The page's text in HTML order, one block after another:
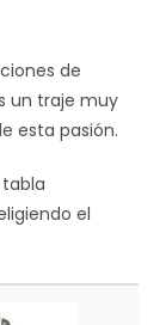
de
un traje muy
esta pasión.
el